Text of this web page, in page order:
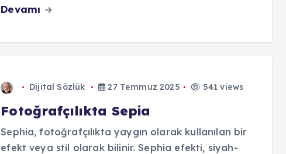
Devamı
Dijital Sözlük 27 Temmuz 2025 541 views
Fotoğrafçılıkta Sepia
Sephia, fotoğrafçılıkta yaygın olarak kullanılan bir
efekt veya stil olarak bilinir. Sephia efekti, siyah-